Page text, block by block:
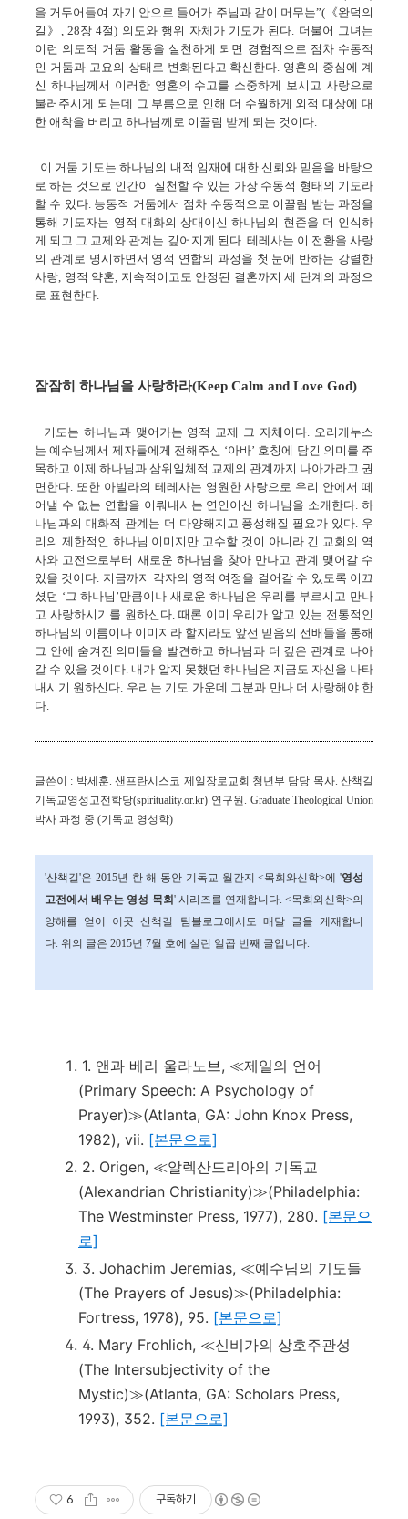
을 거두어들여 자기 안으로 들어가 주님과 같이 머무는”(《완덕의
길》, 28장 4절) 의도와 행위 자체가 기도가 된다. 더불어 그녀는
이런 의도적 거둠 활동을 실천하게 되면 경험적으로 점차 수동적
인 거둠과 고요의 상태로 변화된다고 확신한다. 영혼의 중심에 계
신 하나님께서 이러한 영혼의 수고를 소중하게 보시고 사랑으로
불러주시게 되는데 그 부름으로 인해 더 수월하게 외적 대상에 대
한 애착을 버리고 하나님께로 이끌림 받게 되는 것이다.
이 거둠 기도는 하나님의 내적 임재에 대한 신뢰와 믿음을 바탕으
로 하는 것으로 인간이 실천할 수 있는 가장 수동적 형태의 기도라
할 수 있다. 능동적 거둠에서 점차 수동적으로 이끌림 받는 과정을
통해 기도자는 영적 대화의 상대이신 하나님의 현존을 더 인식하
게 되고 그 교제와 관계는 깊어지게 된다. 테레사는 이 전환을 사랑
의 관계로 명시하면서 영적 연합의 과정을 첫 눈에 반하는 강렬한
사랑, 영적 약혼, 지속적이고도 안정된 결혼까지 세 단계의 과정으
로 표현한다.
잠잠히 하나님을 사랑하라(Keep Calm and Love God)
기도는 하나님과 맺어가는 영적 교제 그 자체이다. 오리게누스
는 예수님께서 제자들에게 전해주신 ‘아바’ 호칭에 담긴 의미를 주
목하고 이제 하나님과 삼위일체적 교제의 관계까지 나아가라고 권
면한다. 또한 아빌라의 테레사는 영원한 사랑으로 우리 안에서 떼
어낼 수 없는 연합을 이뤄내시는 연인이신 하나님을 소개한다. 하
나님과의 대화적 관계는 더 다양해지고 풍성해질 필요가 있다. 우
리의 제한적인 하나님 이미지만 고수할 것이 아니라 긴 교회의 역
사와 고전으로부터 새로운 하나님을 찾아 만나고 관계 맺어갈 수
있을 것이다. 지금까지 각자의 영적 여정을 걸어갈 수 있도록 이끄
셨던 ‘그 하나님’만큼이나 새로운 하나님은 우리를 부르시고 만나
고 사랑하시기를 원하신다. 때론 이미 우리가 알고 있는 전통적인
하나님의 이름이나 이미지라 할지라도 앞선 믿음의 선배들을 통해
그 안에 숨겨진 의미들을 발견하고 하나님과 더 깊은 관계로 나아
갈 수 있을 것이다. 내가 알지 못했던 하나님은 지금도 자신을 나타
내시기 원하신다. 우리는 기도 가운데 그분과 만나 더 사랑해야 한
다.
글쓴이 : 박세훈.샌프란시스코 제일장로교회 청년부 담당 목사. 산책길
기독교영성고전학당(spirituality.or.kr) 연구원. Graduate Theological Union
박사 과정 중 (기독교 영성학)
'산책길'은 2015년 한 해 동안 기독교 월간지 <목회와신학>에 '영성
고전에서 배우는 영성 목회 ' 시리즈를 연재합니다. <목회와신학>의
양해를 얻어 이곳 산책길 팀블로그에서도 매달 글을 게재합니
다. 위의 글은 2015년 7월 호에 실린 일곱 번째 글입니다.
1. 앤과 베리 울라노브, ≪제일의 언어
(Primary Speech: A Psychology of
Prayer)≫(Atlanta, GA: John Knox Press,
1982), vii. [본문으로]
2. Origen, ≪알렉산드리아의 기독교
(Alexandrian Christianity)≫(Philadelphia:
The Westminster Press, 1977), 280. [본문으
로]
3. Johachim Jeremias, ≪예수님의 기도들
(The Prayers of Jesus)≫(Philadelphia:
Fortress, 1978), 95. [본문으로]
4. Mary Frohlich, ≪신비가의 상호주관성
(The Intersubjectivity of the
Mystic)≫(Atlanta, GA: Scholars Press,
1993), 352. [본문으로]
6 구독하기